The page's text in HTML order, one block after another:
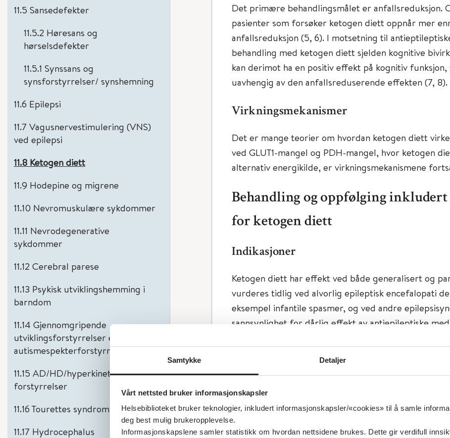
Samtykke Detaljer
Vårt nettsted bruker informasjonskapsler
Helsebiblioteket bruker teknologier, inkludert informasjonskapsler/«cookies» til å samle
deg best mulig brukeropplevelse.
Informasjonskapslene samler statistikk om hvordan nettsidene brukes. Dette gir verdifull
11.5 Sansedefekter
11.5.2 Høresans og
hørselsdefekter
11.5.1 Synssans og
synsforstyrrelser/ synshemning
11.6 Epilepsi
11.7 Vagusnervestimulering (VNS)
ved epilepsi
11.8 Ketogen diett
11.9 Hodepine og migrene
11.10 Nevromuskulære sykdommer
11.11 Nevrodegenerative
sykdommer
11.12 Cerebral parese
11.13 Psykisk utviklingshemming i
barndom
11.14 Gjennomgripende
utviklingsforstyrrelser eller
autismespekterforstyrrelser (ASF)
11.15 AD/HD/hyperkinetiske
forstyrrelser
11.16 Tourettes syndrom
11.17 Hydrocephalus
Det primære behandlingsmålet er anfallsreduksjon.
pasienter som forsøker ketogen diett oppnår mer
anfallsreduksjon (5, 6). I motsetning til
behandling med ketogen diett sjelden kognitive
kan derimot ha en positiv effekt på kognitiv
uavhengig av den anfallsreduserende effekten (7, 8).
Virkningsmekanismer
Det er mange teorier om hvordan ketogen diett
ved GLUT1-mangel og PDH-mangel, hvor ketogen
alternativ energikilde, er virkningsmekanismene
Behandling og oppfølging
for ketogen diett
Indikasjoner
Ketogen diett har effekt ved både generalisert og
vurderes tidlig ved alvorlig epileptisk encefalopati
eksempel infantile spasmer, og ved andre
sannsynlighet for dårlig effekt av antiepileptiske
behandlingsalternativ ved GLUT 1- mangel og PDH-
epileptikus, men det finnes lite dokumentasjon
Diettbehandling kan med forsiktighet forsøkes ved
respirasjonskjededefekter, da det finnes enkelte